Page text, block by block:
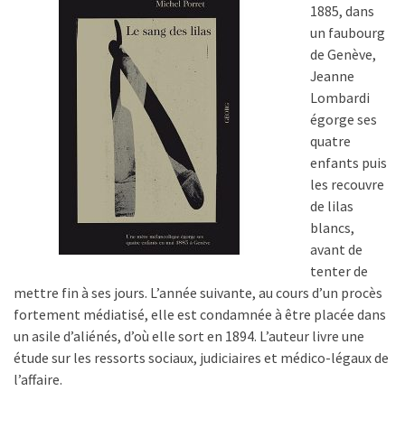
1885, dans
un faubourg
de Genève,
Jeanne
Lombardi
égorge ses
quatre
enfants puis
les recouvre
de lilas
blancs,
avant de
tenter de
mettre fin à ses jours. L’année suivante, au cours d’un procès
fortement médiatisé, elle est condamnée à être placée dans
un asile d’aliénés, d’où elle sort en 1894. L’auteur livre une
étude sur les ressorts sociaux, judiciaires et médico-légaux de
l’affaire.